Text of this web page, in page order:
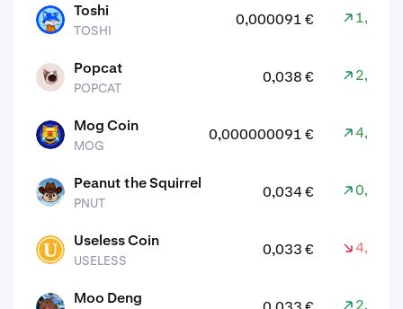
TOSHI Toshi
TOSHI
0,000091 € 1,30 %
POPCAT Popcat
POPCAT
0,038 € 2,30 %
MOG Mog Coin
MOG
0,000000091 € 4,10 %
PNUT Peanut the Squirrel
PNUT
0,034 € 0,80 %
USELESS Useless Coin
USELESS
0,033 € 4,20 %
MOODENG Moo Deng 2,00 %